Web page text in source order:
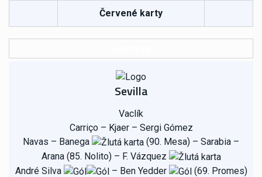
Červené karty
Sevilla
Vaclík
Carriço – Kjaer – Sergi Gómez
Navas – Banega
(90. Mesa) – Sarabia –
Arana (85. Nolito) – F. Vázquez
André Silva
– Ben Yedder
(69. Promes)